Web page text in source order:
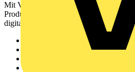
Mit Voltimum erhalten
Produktinformationen, Schulungen und
digitalen Plattform und Community.